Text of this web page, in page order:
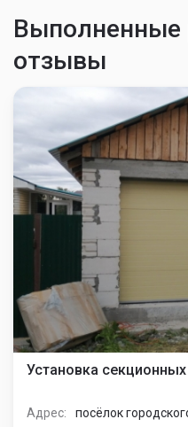
Выполненные
отзывы
Установка
Адрес:
посёлок